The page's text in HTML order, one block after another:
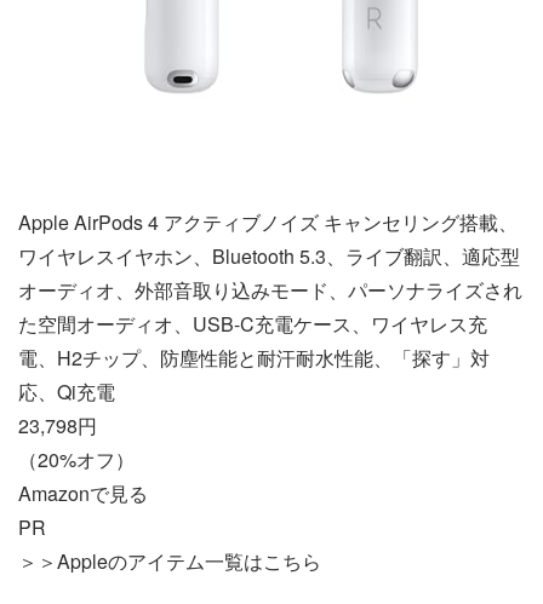
Apple AirPods 4 アクティブノイズ キャンセリング搭載、
ワイヤレスイヤホン、Bluetooth 5.3、ライブ翻訳、適応型
オーディオ、外部音取り込みモード、パーソナライズされ
た空間オーディオ、USB-C充電ケース、ワイヤレス充
電、H2チップ、防塵性能と耐汗耐水性能、「探す」対
応、Qi充電
23,798円
（20%オフ）
Amazonで見る
PR
＞＞Appleのアイテム一覧はこちら